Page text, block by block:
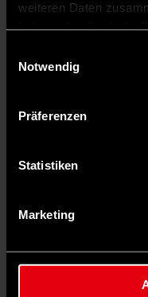
weiteren Daten
Notwendig
Präferenzen
Statistiken
Marketing